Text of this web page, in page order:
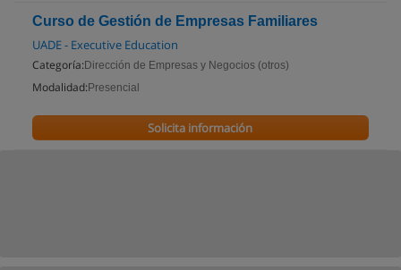
Curso de Gestión de Empresas Familiares
UADE - Executive Education
Categoría: Dirección de Empresas y Negocios (otros)
Modalidad: Presencial
Solicita información